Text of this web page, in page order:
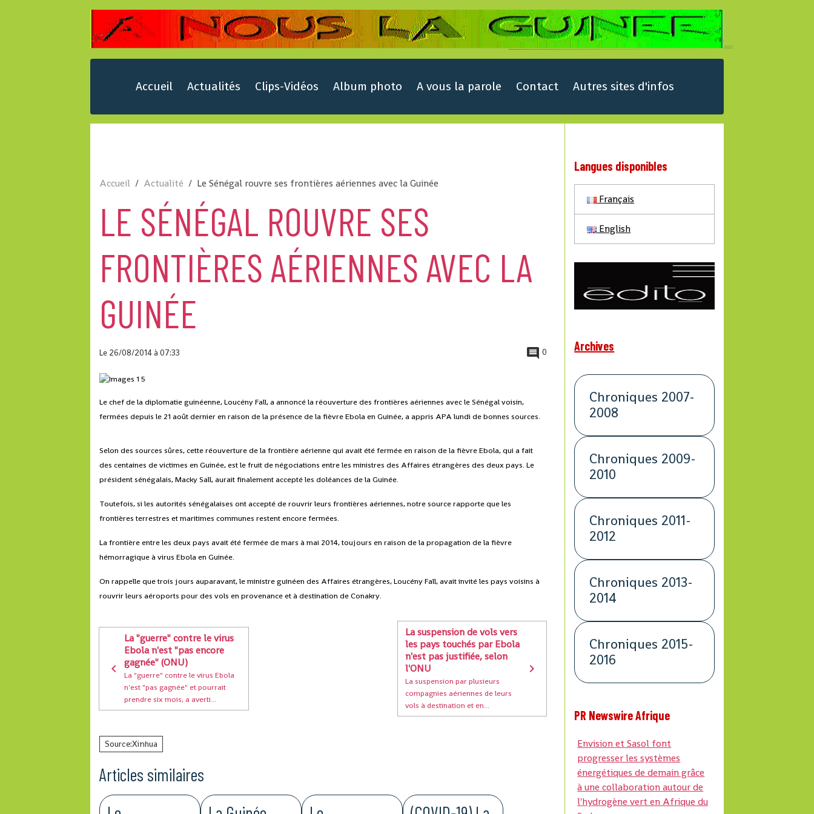
Accueil Actualités Clips-Vidéos Album photo A vous la parole Contact Autres sites d'infos
Accueil Actualité Le Sénégal rouvre ses frontières aériennes avec la Guinée
LE SÉNÉGAL ROUVRE SES
FRONTIÈRES AÉRIENNES AVEC LA
GUINÉE
Le 26/08/2014à 07:33 0
Le chef de la diplomatie guinéenne, Loucény Fall, a annoncé la réouverture des frontières aériennes avec le Sénégal voisin,
fermées depuis le 21 août dernier en raison de la présence de la fièvre Ebola en Guinée, a appris APA lundi de bonnes sources.
Selon des sources sûres, cette réouverture de la frontière aérienne qui avait été fermée en raison de la fièvre Ebola, qui a fait
des centaines de victimes en Guinée, est le fruit de négociations entre les ministres des Affaires étrangères des deux pays. Le
président sénégalais, Macky Sall, aurait finalement accepté les doléances de la Guinée.
Toutefois, si les autorités sénégalaises ont accepté de rouvrir leurs frontières aériennes, notre source rapporte que les
frontières terrestres et maritimes communes restent encore fermées.
La frontière entre les deux pays avait été fermée de mars à mai 2014, toujours en raison de la propagation de la fièvre
hémorragique à virus Ebola en Guinée.
On rappelle que trois jours auparavant, le ministre guinéen des Affaires étrangères, Loucény Fall, avait invité les pays voisins à
rouvrir leurs aéroports pour des vols en provenance et à destination de Conakry.
La "guerre" contre le virus
Ebola n'est "pas encore
gagnée" (ONU)
La "guerre" contre le virus Ebola
n'est "pas gagnée" et pourrait
prendre six mois, a averti...
La suspension de vols vers
les pays touchés par Ebola
n'est pas justifiée, selon
l'ONU
La suspension par plusieurs
compagnies aériennes de leurs
vols à destination et en...
Source:Xinhua
Articles similaires
Langues disponibles
Français
English
Archives
Chroniques 2007-
2008
Chroniques 2009-
2010
Chroniques 2011-
2012
Chroniques 2013-
2014
Chroniques 2015-
2016
PR Newswire Afrique
Envision et Sasol font
progresser les systèmes
énergétiques de demain grâce
à une collaboration autour de
l'hydrogène vert en Afrique du